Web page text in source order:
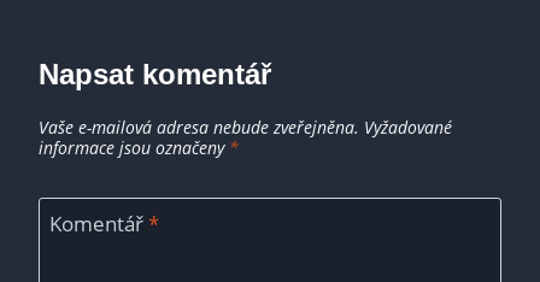
Napsat komentář
Vaše e-mailová adresa nebude zveřejněna. Vyžadované
informace jsou označeny *
Komentář*